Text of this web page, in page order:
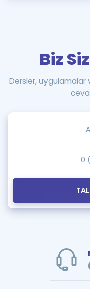
Biz
Dersler, uygulamalar